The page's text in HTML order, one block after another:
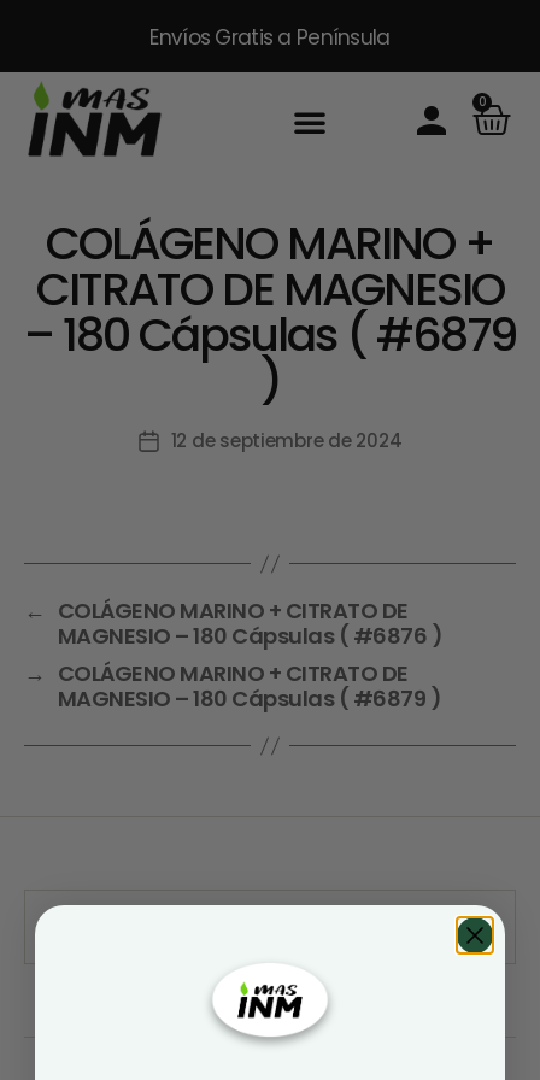
Envíos Gratis a Península
0
COLÁGENO MARINO +
CITRATO DE MAGNESIO
– 180 Cápsulas ( #6879
)
12 de septiembre de 2024
← COLÁGENO MARINO + CITRATO DE
MAGNESIO – 180 Cápsulas ( #6876 )
→ COLÁGENO MARINO + CITRATO DE
MAGNESIO – 180 Cápsulas ( #6879 )